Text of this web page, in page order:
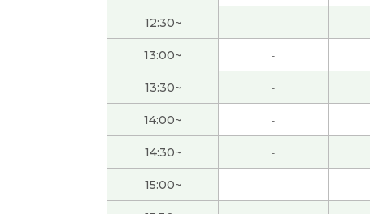
好久不见，谢谢你
你也加油吧！！
津巴布韋元的话，通关了呀( 30代 男性 )
不管怎么说自己的父母说的70，80%是对的。
见，有自己的思考
谢谢老师上课。是的，这问题已经到了刻不
12:30~ -
13:00~ -
13:30~ -
14:00~ -
14:30~ -
15:00~ -